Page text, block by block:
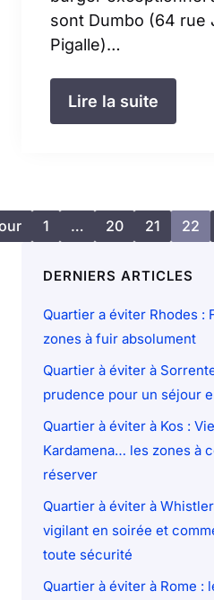
sont Dumbo (64 rue
Pigalle)…
Lire la suite
1 … 20 21 22
DERNIERS ARTICLES
Quartier a éviter Rhodes :
zones à fuir absolument
Quartier à éviter à
prudence pour un séjour
Quartier à éviter à Kos :
Kardamena… les zones à
réserver
Quartier à éviter à
vigilant en soirée et
toute sécurité
Quartier à éviter à Rome :